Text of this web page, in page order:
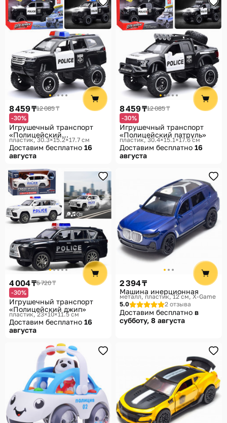
8 459 ₸12 085 ₸
-30%
Игрушечный транспорт
«Полицейский
внедорожник»
пластик, 30.3×15.2×17.7 см
Доставим бесплатно 16
августа
8 459 ₸12 085 ₸
-30%
Игрушечный транспорт
«Полицейский патруль»
пластик, 30.4×15.1×17.6 см
Доставим бесплатно 16
августа
4 004 ₸5 720 ₸
-30%
Игрушечный транспорт
«Полицейский джип»
пластик, 23×10×11.5 см
Доставим бесплатно 16
августа
2 394 ₸
Машина инерционная
металл, пластик, 12 см X-Game
5.0
2 отзыва
Доставим бесплатно в
субботу, 8 августа